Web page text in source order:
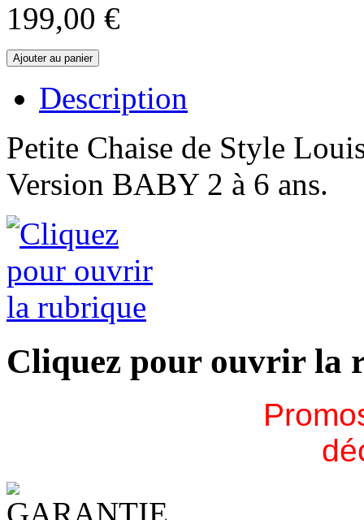
199,00 €
Description
Petite Chaise de Style
Version BABY 2 à 6 ans.
Cliquez pour ouvrir la